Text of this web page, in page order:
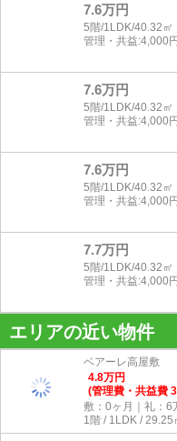
7.6万円
5階/1LDK/40.32㎡
管理・共益:4,000
7.6万円
5階/1LDK/40.32㎡
管理・共益:4,000
7.6万円
5階/1LDK/40.32㎡
管理・共益:4,000
7.7万円
5階/1LDK/40.32㎡
管理・共益:4,000
エリアの近い物件
ベアーレ高屋敷
4.8万円
(管理費・共益費
敷：0ヶ月｜礼：6
1階 / 1LDK / 29.25